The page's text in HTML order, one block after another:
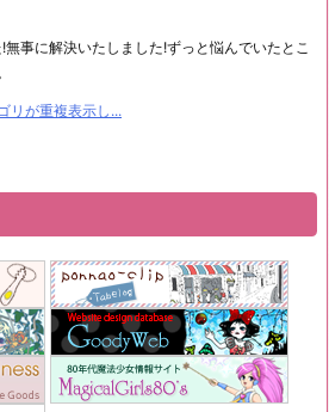
事に解決いたしました!ずっと悩んでいたとこ
リが重複表示し...